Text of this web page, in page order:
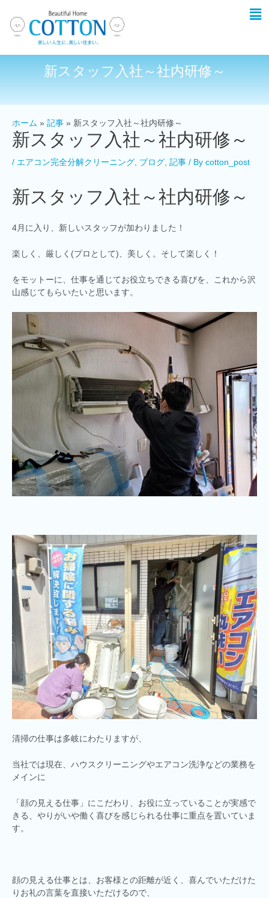
新スタッフ入社～社内研修～
ホーム 記事 新スタッフ入社～社内研修～
新スタッフ入社～社内研修～
/ エアコン完全分解クリーニング ブログ 記事 / By cotton_post
新スタッフ入社～社内研修～
4月に入り、新しいスタッフが加わりました！
楽しく、厳しく(プロとして)、美しく。そして楽しく！
をモットーに、仕事を通じてお役立ちできる喜びを、これから沢
山感じてもらいたいと思います。
清掃の仕事は多岐にわたりますが、
当社では現在、ハウスクリーニングやエアコン洗浄などの業務を
メインに
「顔の見える仕事」にこだわり、お役に立っていることが実感で
きる、やりがいや働く喜びを感じられる仕事に重点を置いていま
す。
顔の見える仕事とは、お客様との距離が近く、喜んでいただけた
りお礼の言葉を直接いただけるので、